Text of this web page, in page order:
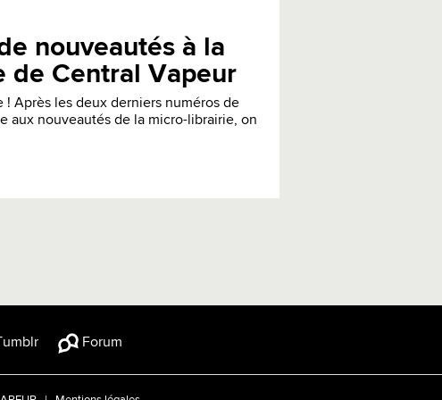
nouveautés à la
de Central Vapeur
! Après les deux derniers numéros de
aux nouveautés de la micro-librairie, on
Forum